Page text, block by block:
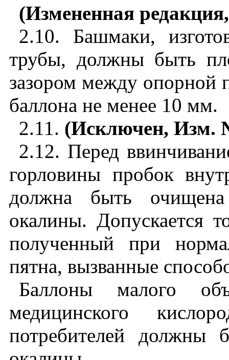
(Измененная
2.10. Башмаки,
трубы, должны быть
зазором между опорной
баллона не менее 10 мм.
2.11. (Исключен, Изм.
2.12. Перед
горловины пробок
должна быть
окалины. Допускается
полученный при
пятна, вызванные
Баллоны малого
медицинского
потребителей должны